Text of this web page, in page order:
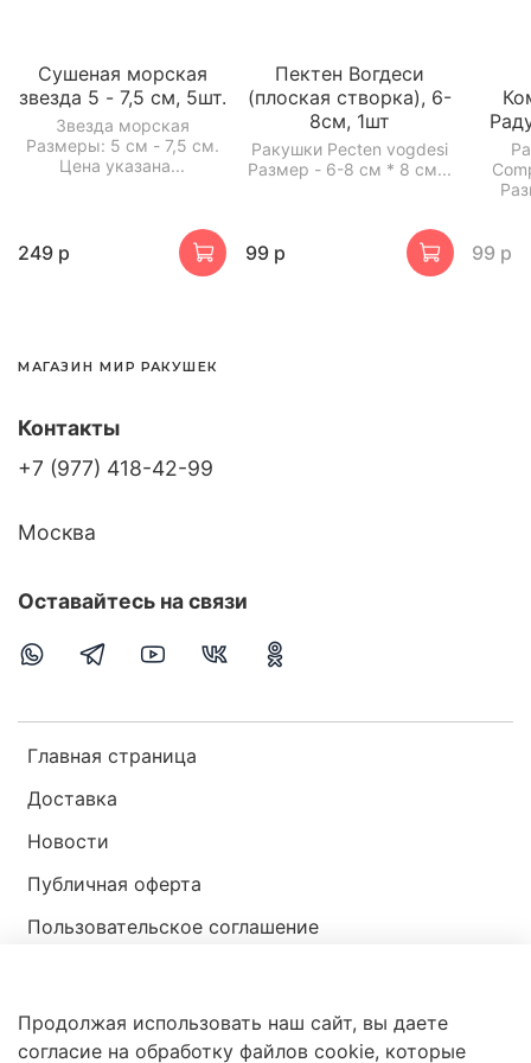
Сушеная морская
звезда 5 - 7,5 см, 5шт.
Звезда морская
Размеры: 5 см - 7,5 см.
Цена указана...
249 р
Пектен Вогдеси
(плоская створка), 6-
8см, 1шт
Ракушки Pecten vogdesi
Размер - 6-8 см * 8 см...
99 р 99 р
МАГАЗИН МИР РАКУШЕК
Главная страница
Доставка
Новости
Публичная оферта
Пользовательское соглашение
Контакты
+7 (977) 418-42-99
Москва
Оставайтесь на связи
Магазин мир ракушек
Продолжая использовать наш сайт, вы даете
согласие на обработку файлов cookie, которые